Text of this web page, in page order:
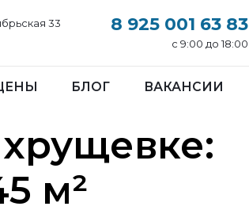
33
8 925 001 63 83
с 9:00 до 18:00
БЛОГ ВАКАНСИИ
м²